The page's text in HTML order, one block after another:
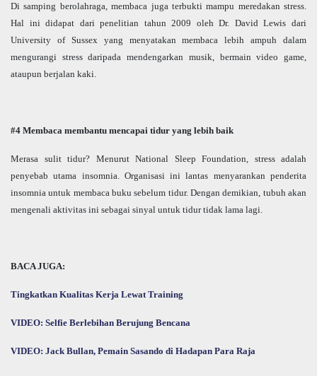
Di samping berolahraga, membaca juga terbukti mampu meredakan stress.
Hal ini didapat dari penelitian tahun 2009 oleh Dr. David Lewis dari
University of Sussex yang menyatakan membaca lebih ampuh dalam
mengurangi stress daripada mendengarkan musik, bermain video game,
ataupun berjalan kaki.
#4 Membaca membantu mencapai tidur yang lebih baik
Merasa sulit tidur? Menurut National Sleep Foundation, stress adalah
penyebab utama insomnia. Organisasi ini lantas menyarankan penderita
insomnia untuk membaca buku sebelum tidur. Dengan demikian, tubuh akan
mengenali aktivitas ini sebagai sinyal untuk tidur tidak lama lagi.
BACA JUGA:
Tingkatkan Kualitas Kerja Lewat Training
VIDEO: Selfie Berlebihan Berujung Bencana
VIDEO: Jack Bullan, Pemain Sasando di Hadapan Para Raja